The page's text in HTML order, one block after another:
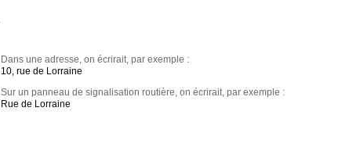
Dans une adresse, on écrirait, par exemple :
10, rue de Lorraine
Sur un panneau de signalisation routière, on écrirait, par exemple :
Rue de Lorraine